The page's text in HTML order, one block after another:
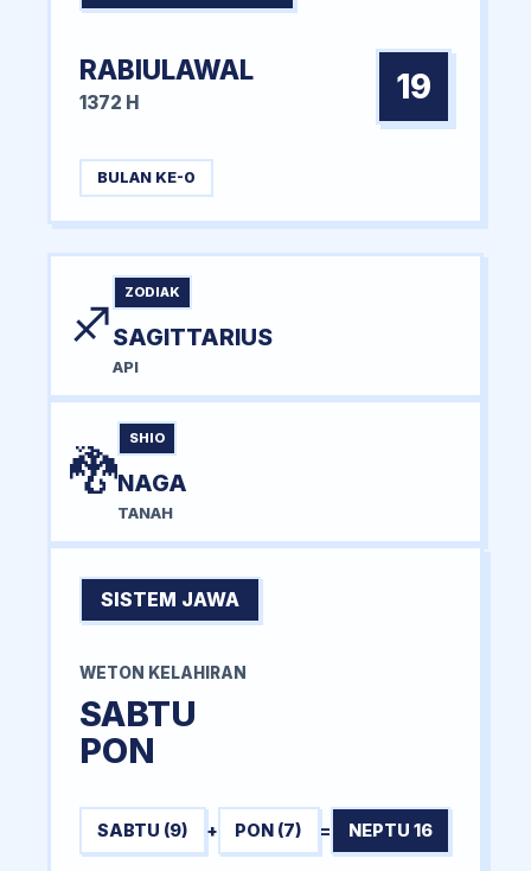
RABIULAWAL
1372 H 19
BULAN KE-0
♐
ZODIAK
SAGITTARIUS
API
🐉
SHIO
NAGA
TANAH
SISTEM JAWA
WETON KELAHIRAN
SABTU
PON
SABTU (9) + PON (7) = NEPTU 16